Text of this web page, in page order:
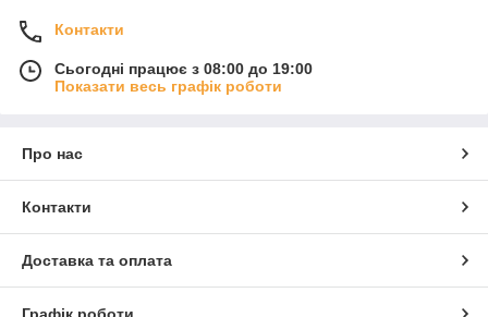
Контакти
Сьогодні працює з 08:00 до 19:00
Показати весь графік роботи
Про нас
Контакти
Доставка та оплата